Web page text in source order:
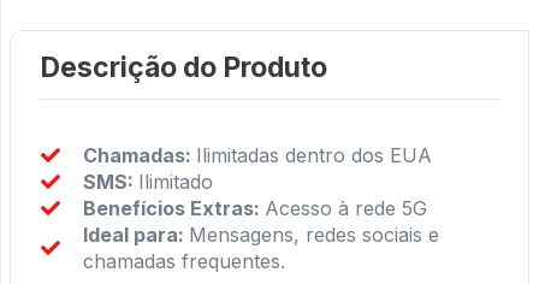
Descrição do Produto
Chamadas: Ilimitadas dentro dos EUA
SMS: Ilimitado
Benefícios Extras: Acesso à rede 5G
Ideal para: Mensagens, redes sociais e
chamadas frequentes.